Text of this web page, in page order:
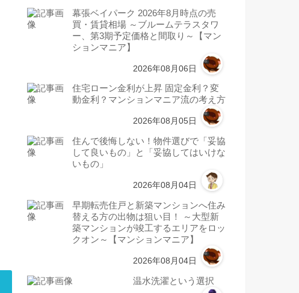
幕張ベイパーク 2026年8月時点の売
買・賃貸相場 ～ブルームテラスタワ
ー、第3期予定価格と間取り～【マン
ションマニア】
2026年08月06日
住宅ローン金利が上昇 固定金利？変
動金利？マンションマニア流の考え方
2026年08月05日
住んで後悔しない！物件選びで「妥協
して良いもの」と「妥協してはいけな
いもの」
2026年08月04日
早期転売住戸と新築マンションへ住み
替える方の出物は狙い目！ ～大型新
築マンションが竣工するエリアをロッ
クオン～【マンションマニア】
2026年08月04日
温水洗濯という選択